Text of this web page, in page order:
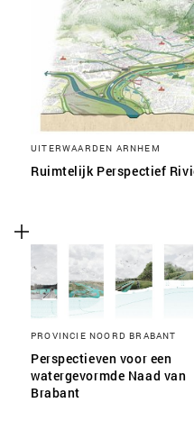
UITERWAARDEN ARNHEM
Ruimtelijk Perspectief
PROVINCIE NOORD BRABANT
Perspectieven voor een
watergevormde Naad van
Brabant